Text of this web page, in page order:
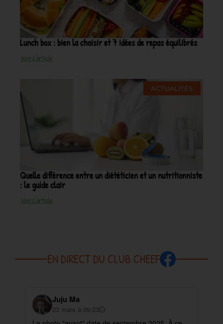
Lunch box : bien la choisir et 7 idées de repas équilibrés
Voir L'article
ACTUALITÉS
Quelle différence entre un diététicien et un nutritionniste
: le guide clair
Voir L'article
EN DIRECT DU CLUB CHEEF
Juju Ma
23 mars à 09:23